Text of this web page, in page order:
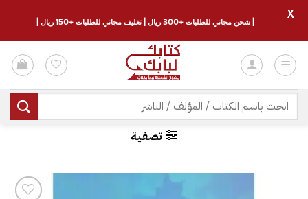
للمحتوى
البحث
عن:
تصفية
| شحن مجاني للطلبات +300 ريال | تغليف مجاني للطلبات +150 ريال |
X